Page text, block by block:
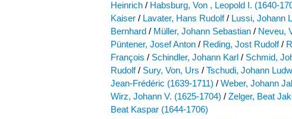
Heinrich / Habsburg, Von , Leopold I. (1640-
Kaiser / Lavater, Hans Rudolf / Lussi, Johann
Bernhard / Müller, Johann Sebastian / Neveu,
Püntener, Josef Anton / Reding, Jost Rudolf /
François / Schindler, Johann Karl / Schmid,
Rudolf / Sury, Von, Urs / Tschudi, Johann
Jean-Frédéric (1639-1711) / Weber, Johann
Wirz, Johann V. (1625-1704) / Zelger, Beat
Beat Kaspar (1644-1706)